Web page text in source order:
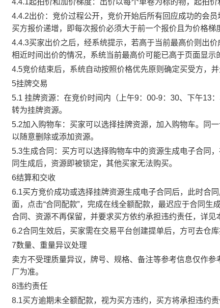
4.4.1起拍价和加价梯度：出价以每个单卷为标的物，起拍
4.4.2出价：竞价过程公开，竞价开始后所有回应成功的会
买方报价递增，即每次报价必须大于前一个报价且为价格
4.4.3买家出价之后，经系统提示，若高于当前最高价则出
相近时间出价的情况，系统当前最高价可能已高于页面显示
4.5竞价结束后，系统自动按照价格优先原则确定买受方，
5挂牌交易
5.1 挂牌资源：在竞价时间内（上午9：00-9：30、下午13
转为挂牌资源。
5.2加入购物车：买家可以选择挂牌资源，加入购物车。同
以随意删除或添加资源。
5.3生成合同：买方可以选择购物车中的资源生成电子合同
同生成后，资源即被锁定，其他买家无法购买。
6结算和交收
6.1买方竞价成功或选择挂牌资源生成电子合同后，此时合
面，点击“合同配款”，完成在线全额配款，最迟应于合同
合同、资源不再保留，并要求买方依约承担违约责任，详见
6.2合同生效后，买家需在交易平台创建提单后，方可去仓
7数量、重量异议处理
卖方不受理质量异议，牌号、规格、备注等参考信息仅作
厂为准。
8违约责任
8.1买方逾期未全额配款，视为买方违约，买方将承担违约